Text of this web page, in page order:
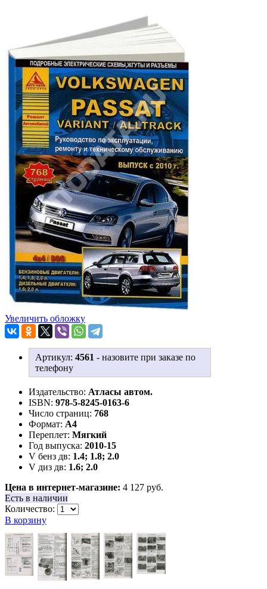
Увеличить обложку
Артикул: 4561 - назовите при заказе по
телефону
Издательство: Атласы автом.
ISBN: 978-5-8245-0163-6
Число страниц: 768
Формат: А4
Переплет: Мягкий
Год выпуска: 2010-15
V бенз дв: 1.4; 1.8; 2.0
V диз дв: 1.6; 2.0
Цена в интернет-магазине: 4 127 руб.
Есть в наличии
Количество:
В корзину